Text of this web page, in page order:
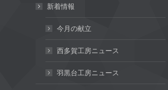
新着情報
今月の献立
西多賀工房ニュース
羽黒台工房ニュース